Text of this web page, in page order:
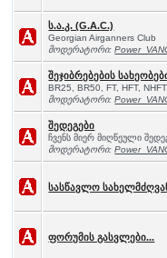
ს.ა.კ. (G.A.C.)
Georgian Airganners Club
მოდერატორი:
შეჯიბრებების
BR25, BR50, FT, HFT,
მოდერატორი:
შედეგები
ჩვენს მიერ მიღწეული
მოდერატორი:
სასწავლო
ფორუმის გასვლები...